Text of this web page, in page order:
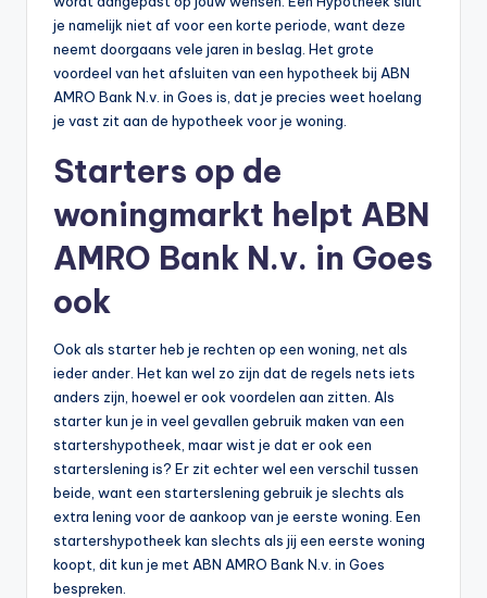
je namelijk niet af voor een korte periode, want deze
neemt doorgaans vele jaren in beslag. Het grote
voordeel van het afsluiten van een hypotheek bij ABN
AMRO Bank N.v. in Goes is, dat je precies weet hoelang
je vast zit aan de hypotheek voor je woning.
Starters op de
woningmarkt helpt ABN
AMRO Bank N.v. in Goes
ook
Ook als starter heb je rechten op een woning, net als
ieder ander. Het kan wel zo zijn dat de regels nets iets
anders zijn, hoewel er ook voordelen aan zitten. Als
starter kun je in veel gevallen gebruik maken van een
startershypotheek, maar wist je dat er ook een
starterslening is? Er zit echter wel een verschil tussen
beide, want een starterslening gebruik je slechts als
extra lening voor de aankoop van je eerste woning. Een
startershypotheek kan slechts als jij een eerste woning
koopt, dit kun je met ABN AMRO Bank N.v. in Goes
bespreken.